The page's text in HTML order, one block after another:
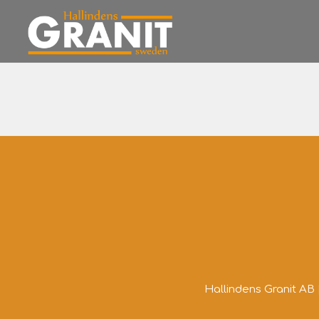
Hallindens Granit AB